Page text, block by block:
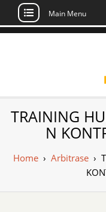
Skip
Main Menu
TRAINING
N
Home › Arbitrase ›